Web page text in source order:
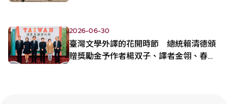
2026-06-30
臺灣文學外譯的花開時節 總統賴清德頒
贈獎勵金予作者楊双子、譯者金翎、春山